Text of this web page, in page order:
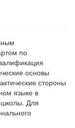
по
основы
стороны
языке в
Для